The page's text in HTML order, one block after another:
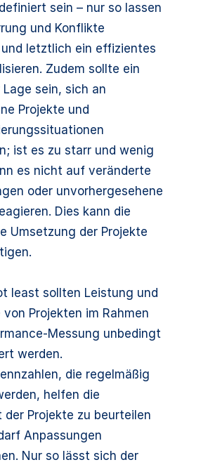
sein – nur so lassen
und Konflikte
letztlich ein effizientes
Zudem sollte ein
Lage sein, sich an
Projekte und
ist es zu starr und wenig
es nicht auf veränderte
oder unvorhergesehene
Dies kann die
Umsetzung der Projekte
least sollten Leistung und
von Projekten im Rahmen
Messung unbedingt
werden.
die regelmäßig
helfen die
Projekte zu beurteilen
Anpassungen
Nur so lässt sich der